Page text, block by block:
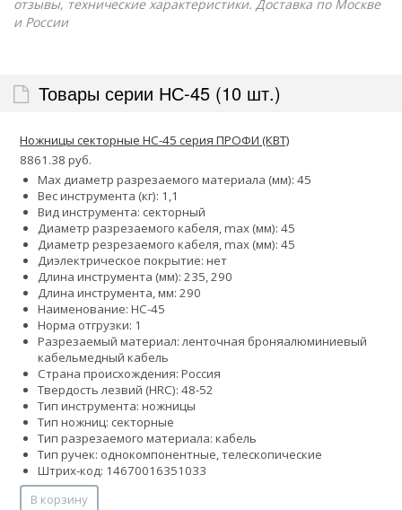
отзывы, технические характеристики. Доставка по Москве
и России
Товары серии НС-45 (10 шт.)
Ножницы секторные НС-45 серия ПРОФИ (КВТ)
8861.38 руб.
Max диаметр разрезаемого материала (мм): 45
Вес инструмента (кг): 1,1
Вид инструмента: секторный
Диаметр разрезаемого кабеля, max (мм): 45
Диаметр резрезаемого кабеля, max (мм): 45
Диэлектрическое покрытие: нет
Длина инструмента (мм): 235, 290
Длина инструмента, мм: 290
Наименование: НС-45
Норма отгрузки: 1
Разрезаемый материал:ленточная броняалюминиевый
кабельмедный кабель
Страна происхождения: Россия
Твердость лезвий (HRC): 48-52
Тип инструмента: ножницы
Тип ножниц: секторные
Тип разрезаемого материала: кабель
Тип ручек: однокомпонентные, телескопические
Штрих-код: 14670016351033
В корзину